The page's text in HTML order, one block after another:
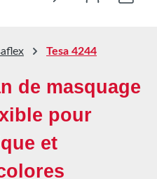
Tesa 4244
de masquage
pour
et